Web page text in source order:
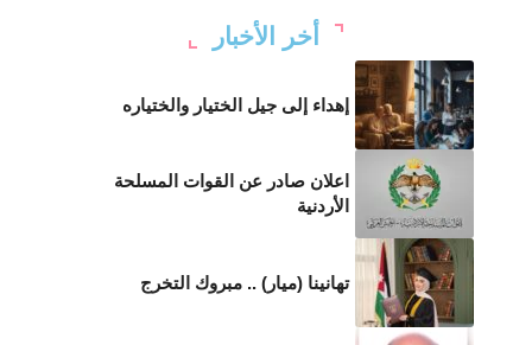
أخر الأخبار
إهداء إلى جيل الختيار والختياره
اعلان صادر عن القوات المسلحة
الأردنية
تهانينا (ميار) .. مبروك التخرج